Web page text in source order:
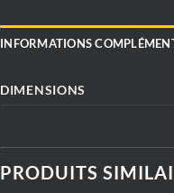
INFORMATIONS
DIMENSIONS
PRODUITS